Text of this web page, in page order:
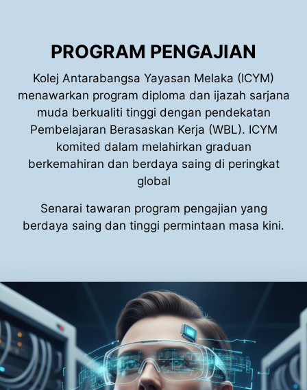
PROGRAM PENGAJIAN
Kolej Antarabangsa Yayasan Melaka (ICYM)
menawarkan program diploma dan ijazah sarjana
muda berkualiti tinggi dengan pendekatan
Pembelajaran Berasaskan Kerja (WBL). ICYM
komited dalam melahirkan graduan
berkemahiran dan berdaya saing di peringkat
global
Senarai tawaran program pengajian yang
berdaya saing dan tinggi permintaan masa kini.